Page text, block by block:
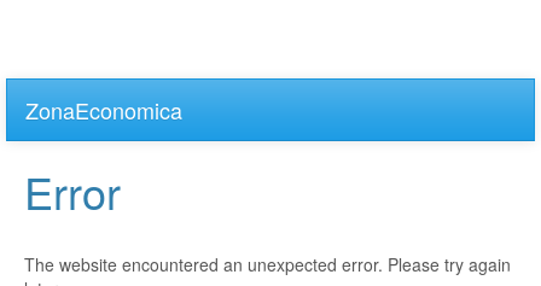
main
content
ZonaEconomica
Error
The website encountered an unexpected error. Please try again